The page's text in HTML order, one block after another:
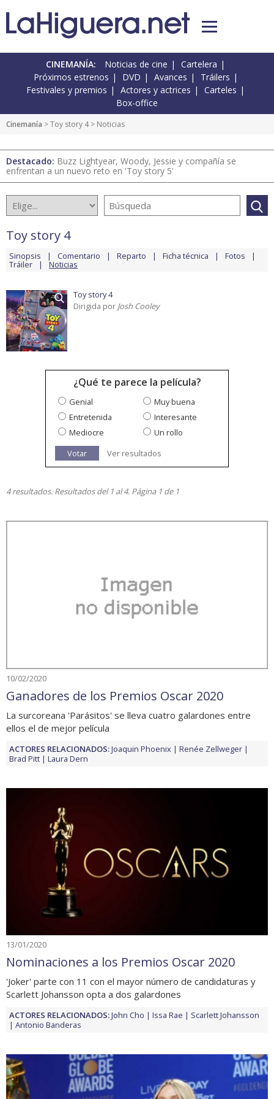
CINEMANÍA: Noticias de cine
Cartelera
Próximos estrenos
DVD Avances
Tráilers
Festivales y premios
Actores y actrices
Carteles
Box-office
Cinemanía >Toy story 4> Noticias
Destacado: Buzz Lightyear, Woody, Jessie y compañía se
enfrentan a un nuevo reto en 'Toy story 5'
Toy story 4
Sinopsis Comentario Reparto Ficha técnica Fotos
Tráiler Noticias
Toy story 4
Dirigida por Josh Cooley
¿Qué te parece la película?
Genial
Muy buena
Entretenida
Interesante
Mediocre
Un rollo
Votar
Ver resultados
4 resultados. Resultados del 1 al 4. Página 1 de 1
10/02/2020
Ganadores de los Premios Oscar 2020
La surcoreana 'Parásitos' se lleva cuatro galardones entre
ellos el de mejor película
ACTORES RELACIONADOS:Joaquin Phoenix
Renée Zellweger
Brad Pitt
Laura Dern
13/01/2020
Nominaciones a los Premios Oscar 2020
'Joker' parte con 11 con el mayor número de candidaturas y
Scarlett Johansson opta a dos galardones
ACTORES RELACIONADOS:John Cho Issa Rae
Scarlett Johansson
Antonio Banderas